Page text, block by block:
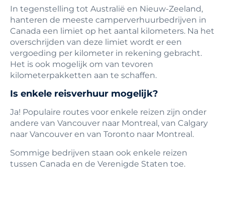
In tegenstelling tot Australië en Nieuw-Zeeland,
hanteren de meeste camperverhuurbedrijven in
Canada een limiet op het aantal kilometers. Na het
overschrijden van deze limiet wordt er een
vergoeding per kilometer in rekening gebracht.
Het is ook mogelijk om van tevoren
kilometerpakketten aan te schaffen.
Is enkele reisverhuur mogelijk?
Ja! Populaire routes voor enkele reizen zijn onder
andere van Vancouver naar Montreal, van Calgary
naar Vancouver en van Toronto naar Montreal.
Sommige bedrijven staan ook enkele reizen
tussen Canada en de Verenigde Staten toe.